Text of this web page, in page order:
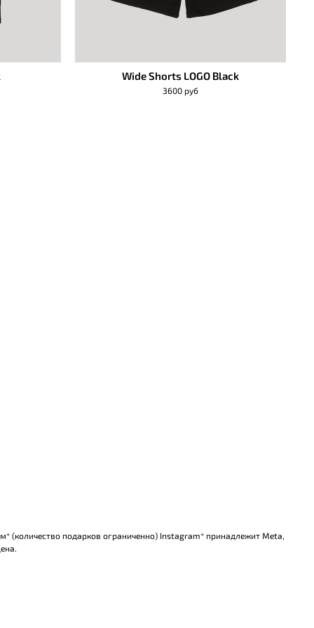
Wide Shorts LOGO Black
3600 руб
(количество подарков ограниченно) Instagram* принадлежит Meta,